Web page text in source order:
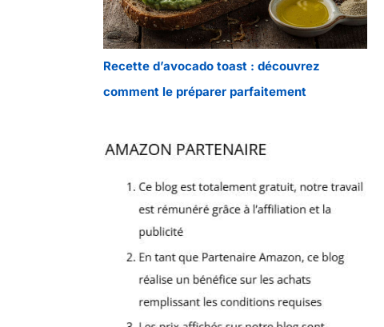
Recette d’avocado toast : découvrez
comment le préparer parfaitement